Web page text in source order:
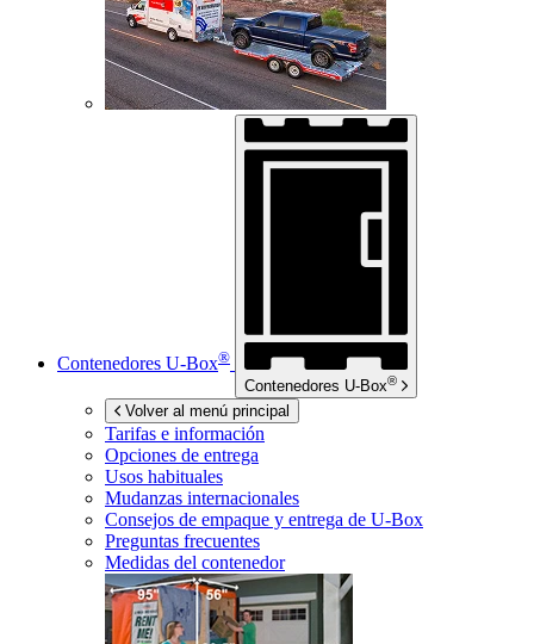
Contenedores U-Box®
Contenedores U-Box®
Volver al menú principal
Tarifas e información
Opciones de entrega
Usos habituales
Mudanzas internacionales
Consejos de empaque y entrega de U-Box
Preguntas frecuentes
Medidas del contenedor